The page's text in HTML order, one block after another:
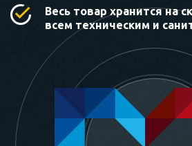
Весь товар хранится на
всем техническим и